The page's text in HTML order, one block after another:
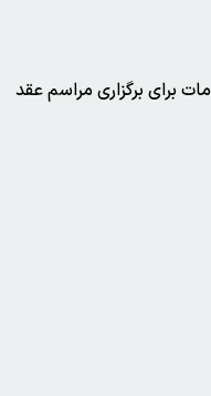
برای برگزاری مراسم عقد